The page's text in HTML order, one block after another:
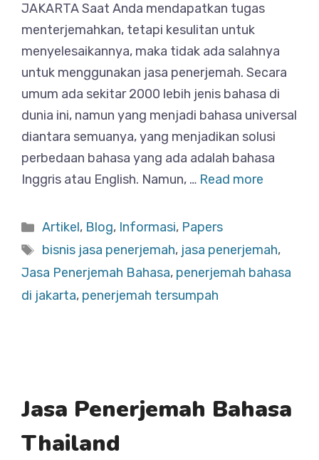
JAKARTA Saat Anda mendapatkan tugas
menterjemahkan, tetapi kesulitan untuk
menyelesaikannya, maka tidak ada salahnya
untuk menggunakan jasa penerjemah. Secara
umum ada sekitar 2000 lebih jenis bahasa di
dunia ini, namun yang menjadi bahasa universal
diantara semuanya, yang menjadikan solusi
perbedaan bahasa yang ada adalah bahasa
Inggris atau English. Namun, … Read more
Categories
Artikel, Blog, Informasi, Papers
Tags
bisnis jasa penerjemah, jasa penerjemah,
Jasa Penerjemah Bahasa, penerjemah bahasa
di jakarta, penerjemah tersumpah
Jasa Penerjemah Bahasa
Thailand